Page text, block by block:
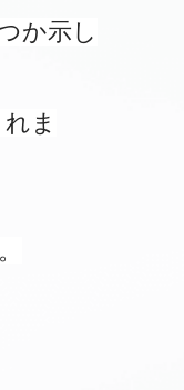
か示し
ま